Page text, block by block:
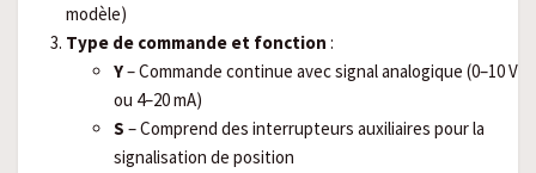
modèle)
Type de commande et fonction :
Y– Commande continue avec signal analogique (0–10 V
ou 4–20 mA)
S – Comprend des interrupteurs auxiliaires pour la
signalisation de position